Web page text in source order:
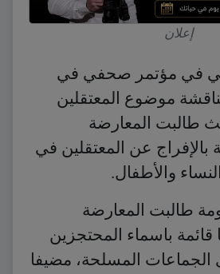
إعلان
في مؤتمر صحفي في
موضوع المعتقلين
طالبت المعارضة
بالإفراج عن المعتقلين في
والأطفال.
طالبت المعارضة
قائمة باسماء المحتجزين
الجماعات المسلحة، مضيفا